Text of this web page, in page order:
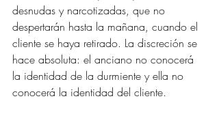
desnudas y narcotizadas, que no
despertarán hasta la mañana, cuando el
cliente se haya retirado. La discreción se
hace absoluta: el anciano no conocerá
la identidad de la durmiente y ella no
conocerá la identidad del cliente.